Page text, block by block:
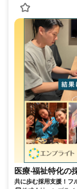
医療‧福祉特化の
共に歩む採用支援！フ